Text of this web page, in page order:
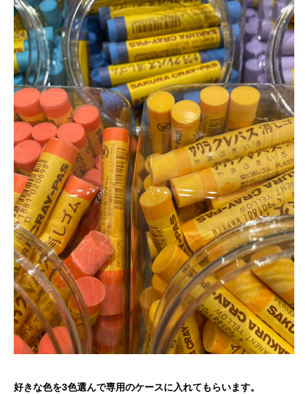
好きな色を3色選んで専用のケースに入れてもらいます。